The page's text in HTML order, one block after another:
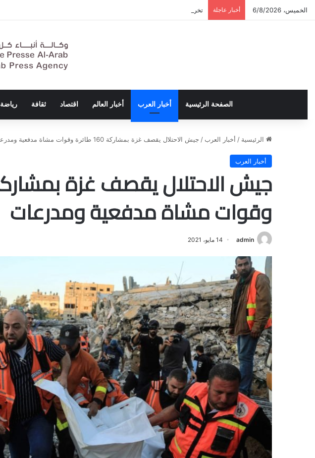
الخميس، 6/8/2026 أخبار عاجلة تخريج دورة إعداد قيادات أكاديمية لمناهضة الاحتلال والفصل العنصري
الصفحة الرئيسية أخبار العرب أخبار العالم اقتصاد ثقافة رياضة
الرئيسية / أخبار العرب / جيش الاحتلال يقصف غزة بمشاركة 160 طائرة وقوات مشاة مدفعية ومدرعات
أخبار العرب
وقوات مشاة مدفعية ومدرعات
admin 14 مايو، 2021